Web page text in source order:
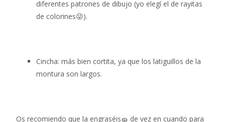
diferentes patrones de dibujo (yo elegí el de rayitas
de colorines😜).
Cincha: más bien cortita, ya que los latiguillos de la
montura son largos.
Os recomiendo que la engraséis🧽 de vez en cuando para